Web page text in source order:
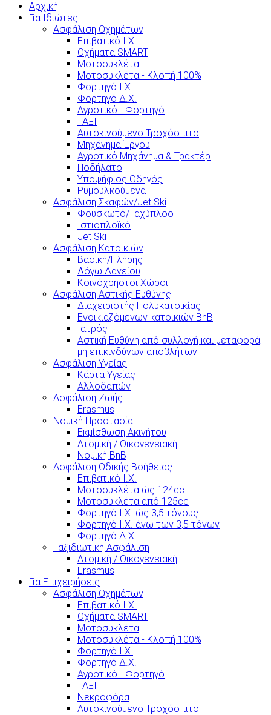
Αρχική
Για Ιδιώτες
Ασφάλιση Οχημάτων
Επιβατικό Ι.Χ.
Οχήματα SMART
Μοτοσυκλέτα
Μοτοσυκλέτα - Κλοπή 100%
Φορτηγό Ι.Χ.
Φορτηγό Δ.Χ.
Αγροτικό - Φορτηγό
ΤΑΞΙ
Αυτοκινούμενο Τροχόσπιτο
Μηχάνημα Έργου
Αγροτικό Μηχάνημα & Τρακτέρ
Ποδήλατο
Υποψήφιος Οδηγός
Ρυμουλκούμενα
Ασφάλιση Σκαφών/Jet Ski
Φουσκωτό/Ταχύπλοο
Ιστιοπλοϊκό
Jet Ski
Ασφάλιση Κατοικιών
Βασική/Πλήρης
Λόγω Δανείου
Κοινόχρηστοι Χώροι
Ασφάλιση Αστικής Ευθύνης
Διαχειριστής Πολυκατοικίας
Ενοικιαζόμενων κατοικιών BnB
Ιατρός
Αστική Ευθύνη από συλλογή και μεταφορά
μη επικινδύνων αποβλήτων
Ασφάλιση Υγείας
Κάρτα Υγείας
Αλλοδαπών
Ασφάλιση Ζωής
Erasmus
Νομική Προστασία
Εκμίσθωση Ακινήτου
Ατομική / Οικογενειακή
Νομική BnB
Ασφάλιση Οδικής Βοήθειας
Επιβατικό Ι.Χ.
Μοτοσυκλέτα ώς 124cc
Μοτοσυκλέτα από 125cc
Φορτηγό Ι.Χ. ώς 3,5 τόνους
Φορτηγό Ι.Χ. άνω των 3,5 τόνων
Φορτηγό Δ.Χ.
Ταξιδιωτική Ασφάλιση
Ατομική / Οικογενειακή
Erasmus
Για Επιχειρήσεις
Ασφάλιση Οχημάτων
Επιβατικό Ι.Χ.
Οχήματα SMART
Μοτοσυκλέτα
Μοτοσυκλέτα - Κλοπή 100%
Φορτηγό Ι.Χ.
Φορτηγό Δ.Χ.
Αγροτικό - Φορτηγό
ΤΑΞΙ
Νεκροφόρα
Αυτοκινούμενο Τροχόσπιτο